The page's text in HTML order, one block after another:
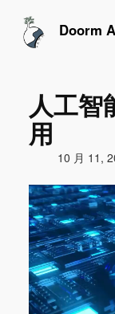
Doorm
人工智
用
10 月 11,
视
频
播
放
器